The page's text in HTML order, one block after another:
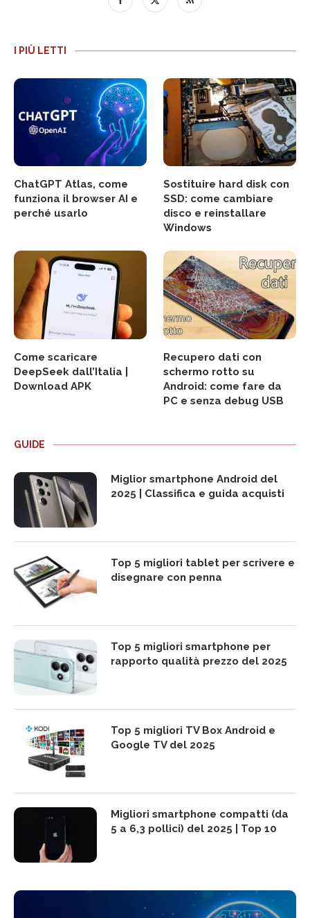
I PIÙ LETTI
ChatGPT Atlas, come
funziona il browser AI e
perché usarlo
Sostituire hard disk con
SSD: come cambiare
disco e reinstallare
Windows
Come scaricare
DeepSeek dall’Italia |
Download APK
Recupero dati con
schermo rotto su
Android: come fare da
PC e senza debug USB
GUIDE
Miglior smartphone Android del
2025 | Classifica e guida acquisti
Top 5 migliori tablet per scrivere e
disegnare con penna
Top 5 migliori smartphone per
rapporto qualità prezzo del 2025
Top 5 migliori TV Box Android e
Google TV del 2025
Migliori smartphone compatti (da
5 a 6,3 pollici) del 2025 | Top 10